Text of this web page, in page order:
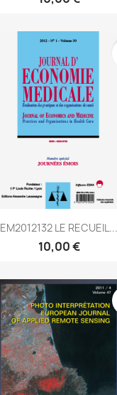
EM2012132 LE RECUEIL...
10,00 €